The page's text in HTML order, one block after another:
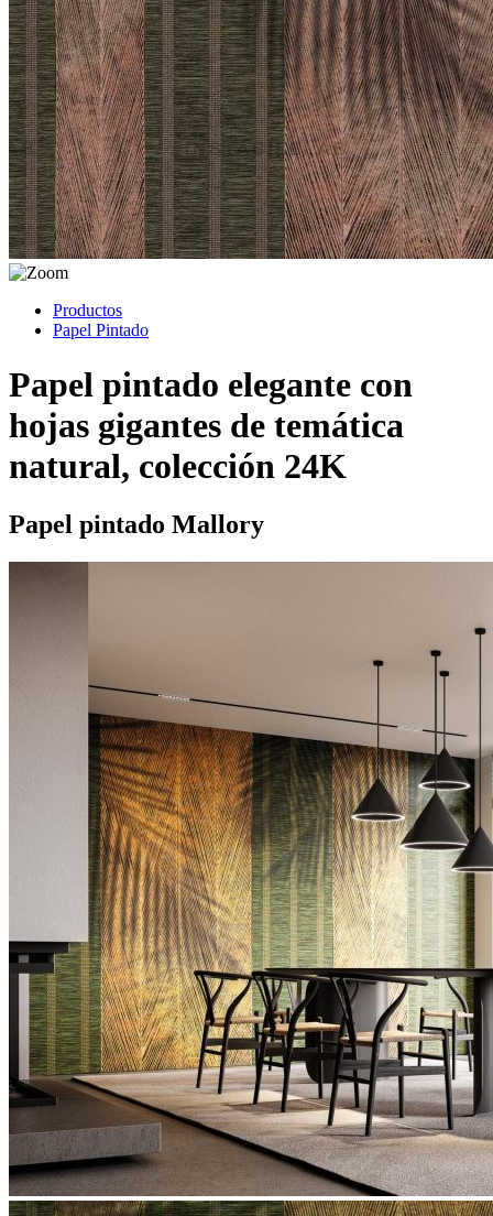
Productos
Papel Pintado
Papel pintado elegante con
hojas gigantes de temática
natural, colección 24K
Papel pintado Mallory